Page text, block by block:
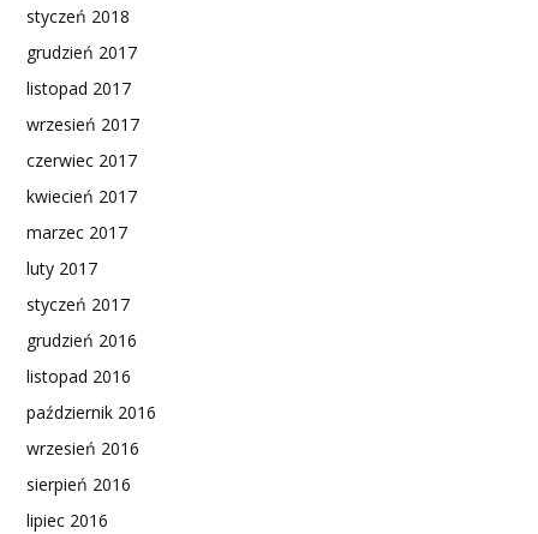
styczeń 2018
grudzień 2017
listopad 2017
wrzesień 2017
czerwiec 2017
kwiecień 2017
marzec 2017
luty 2017
styczeń 2017
grudzień 2016
listopad 2016
październik 2016
wrzesień 2016
sierpień 2016
lipiec 2016